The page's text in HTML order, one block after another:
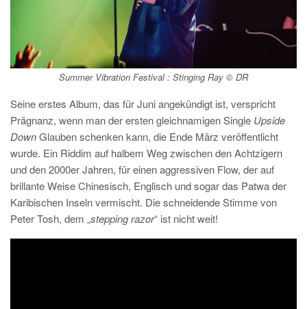
Summer Vibration Festival : Stinging Ray © DR
Seine erstes Album, das für Juni angekündigt ist, verspricht
Prägnanz, wenn man der ersten gleichnamigen Single Upside
DownGlauben schenken kann, die Ende März veröffentlicht
wurde. Ein Riddim auf halbem Weg zwischen den Achtzigern
und den 2000er Jahren, für einen aggressiven Flow, der auf
brillante Weise Chinesisch, Englisch und sogar das Patwa der
Karibischen Inseln vermischt. Die schneidende Stimme von
Peter Tosh, dem „stepping razor“ ist nicht weit!